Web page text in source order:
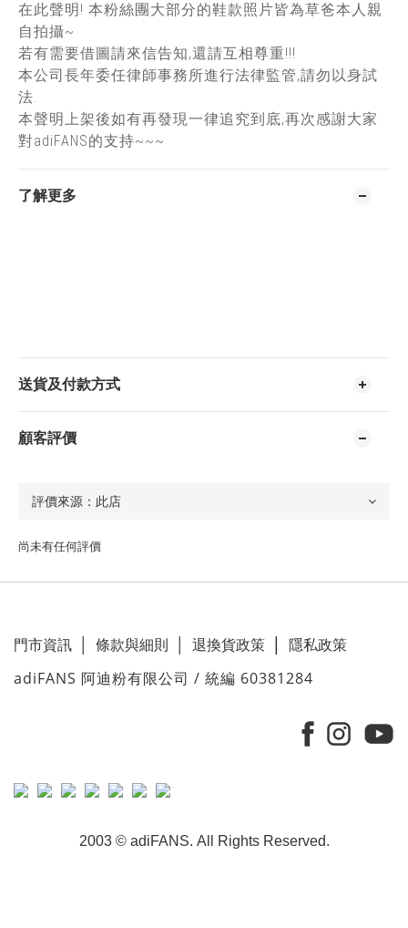
在此聲明! 本粉絲團大部分的鞋款照片皆為草爸本人親
自拍攝~
若有需要借圖請來信告知,還請互相尊重!!!
本公司長年委任律師事務所進行法律監管,請勿以身試
法.
本聲明上架後如有再發現一律追究到底,再次感謝大家
對adiFANS的支持~~~
了解更多
送貨及付款方式
顧客評價
尚未有任何評價
門市資訊 條款與細則 退換貨政策 隱私政策
adiFANS 阿迪粉有限公司 / 統編 60381284
2003 © adiFANS. All Rights Reserved.